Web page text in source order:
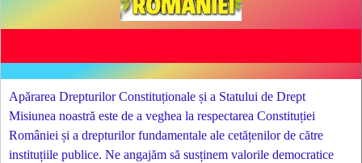
Apărarea Drepturilor Constituționale și a Statului de Drept
Misiunea noastră este de a veghea la respectarea Constituției
României și a drepturilor fundamentale ale cetățenilor de către
instituțiile publice. Ne angajăm să susținem valorile democratice